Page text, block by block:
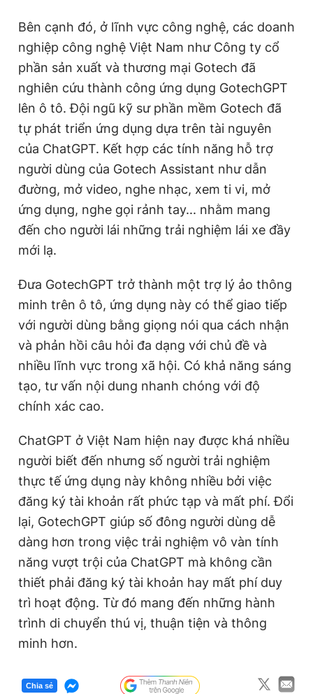
Bên cạnh đó, ở lĩnh vực công nghệ, các doanh
nghiệp công nghệ Việt Nam như Công ty cổ
phần sản xuất và thương mại Gotech đã
nghiên cứu thành công ứng dụng GotechGPT
lên ô tô. Đội ngũ kỹ sư phần mềm Gotech đã
tự phát triển ứng dụng dựa trên tài nguyên
của ChatGPT. Kết hợp các tính năng hỗ trợ
người dùng của Gotech Assistant như dẫn
đường, mở video, nghe nhạc, xem ti vi, mở
ứng dụng, nghe gọi rảnh tay... nhằm mang
đến cho người lái những trải nghiệm lái xe đầy
mới lạ.
Đưa GotechGPT trở thành một trợ lý ảo thông
minh trên ô tô, ứng dụng này có thể giao tiếp
với người dùng bằng giọng nói qua cách nhận
và phản hồi câu hỏi đa dạng với chủ đề và
nhiều lĩnh vực trong xã hội. Có khả năng sáng
tạo, tư vấn nội dung nhanh chóng với độ
chính xác cao.
ChatGPT ở Việt Nam hiện nay được khá nhiều
người biết đến nhưng số người trải nghiệm
thực tế ứng dụng này không nhiều bởi việc
đăng ký tài khoản rất phức tạp và mất phí. Đổi
lại, GotechGPT giúp số đông người dùng dễ
dàng hơn trong việc trải nghiệm vô vàn tính
năng vượt trội của ChatGPT mà không cần
thiết phải đăng ký tài khoản hay mất phí duy
trì hoạt động. Từ đó mang đến những hành
trình di chuyển thú vị, thuận tiện và thông
minh hơn.
Chia sẻ